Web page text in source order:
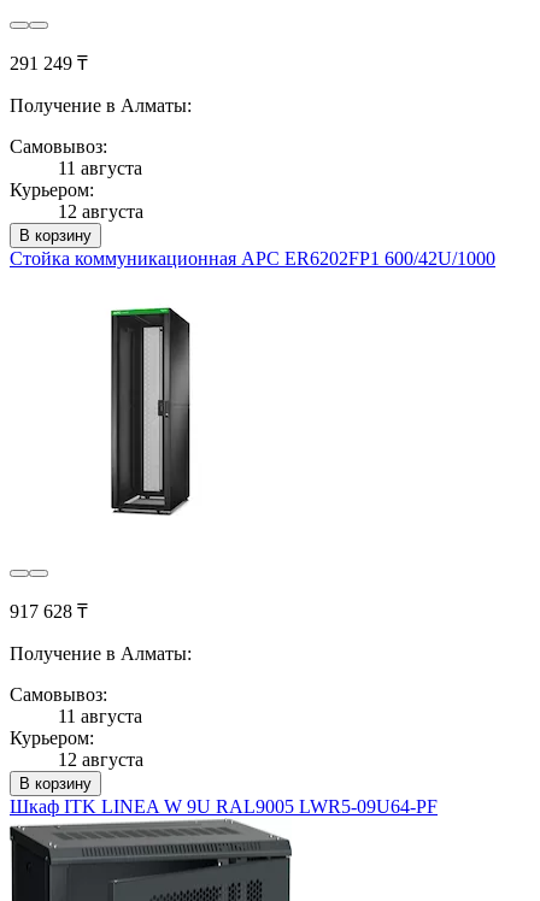
291 249 ₸
Получение в Алматы:
Самовывоз:
11 августа
Курьером:
12 августа
В корзину
Стойка коммуникационная APC ER6202FP1 600/42U/1000
917 628 ₸
Получение в Алматы:
Самовывоз:
11 августа
Курьером:
12 августа
В корзину
Шкаф ITK LINEA W 9U RAL9005 LWR5-09U64-PF